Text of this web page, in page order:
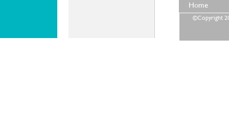
Home
©Copyright